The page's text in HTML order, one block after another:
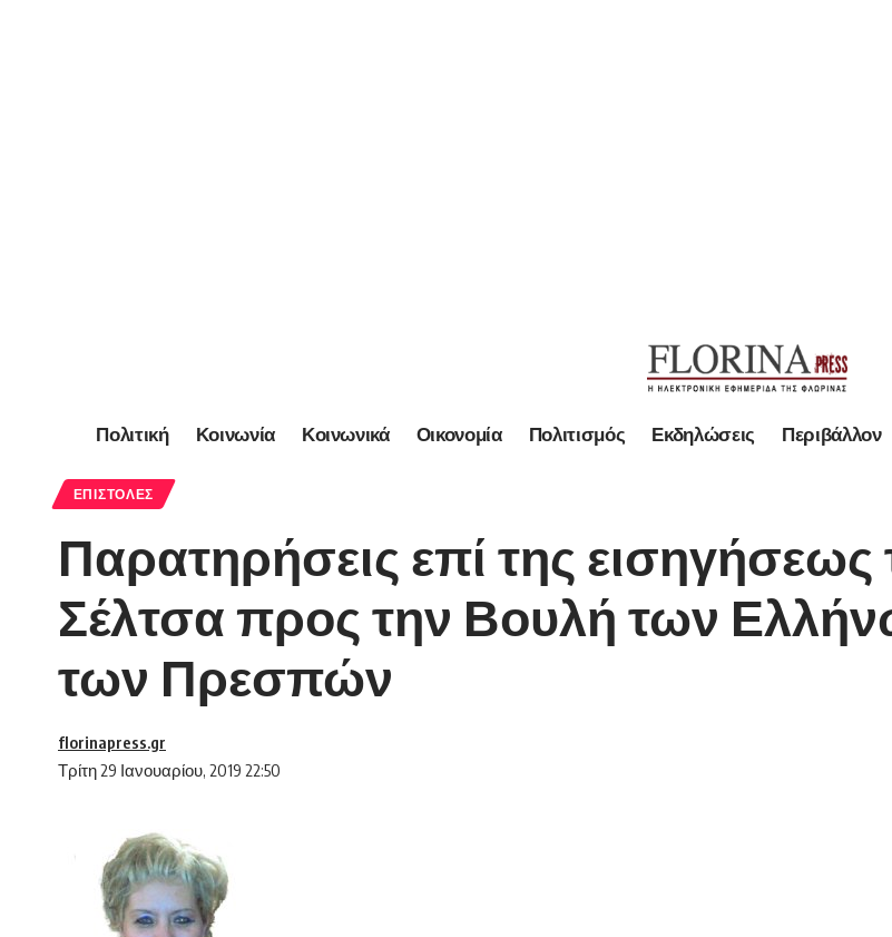
Πολιτική Κοινωνία Κοινωνικά Οικονομία Πολιτισμός Εκδηλώσεις Περιβάλλον
ΕΠΙΣΤΟΛΈΣ
Παρατηρήσεις επί της
Σέλτσα προς την Βουλή των
των Πρεσπών
Τρίτη 29 Ιανουαρίου, 2019 22:50
florinapress.gr